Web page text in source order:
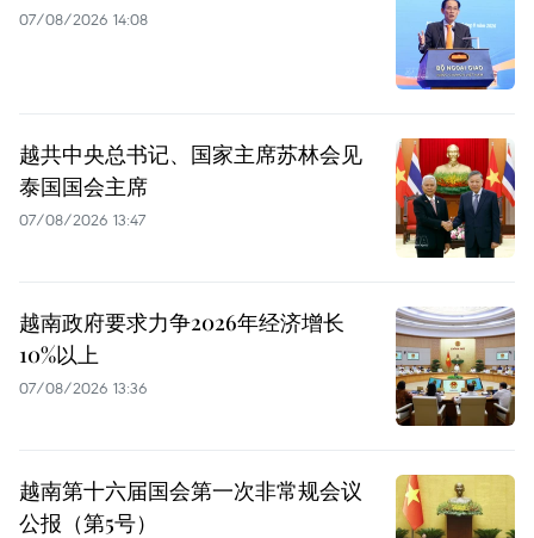
07/08/2026 14:08
越共中央总书记、国家主席苏林会见
泰国国会主席
07/08/2026 13:47
越南政府要求力争2026年经济增长
10%以上
07/08/2026 13:36
越南第十六届国会第一次非常规会议
公报（第5号）